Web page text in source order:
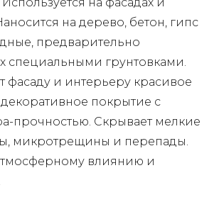
на дерево, бетон, гипс
предварительно
специальными грунтовками.
фасаду и интерьеру красивое
покрытие с
прочностью. Скрывает мелкие
микротрещины и перепады.
влиянию и